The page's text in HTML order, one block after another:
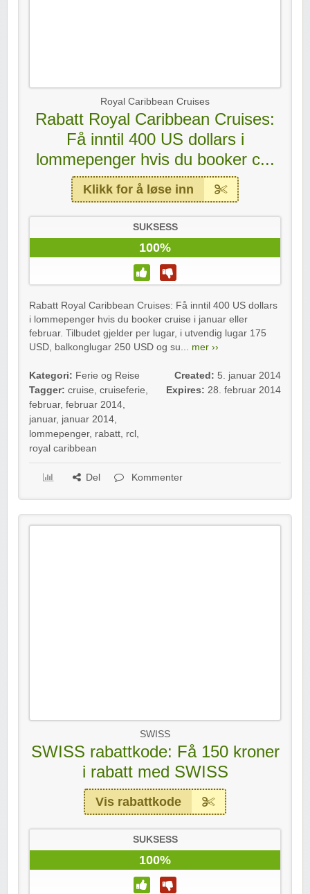
Royal Caribbean Cruises
Rabatt Royal Caribbean Cruises:
Få inntil 400 US dollars i
lommepenger hvis du booker c...
Klikk for å løse inn
SUKSESS
100%
Rabatt Royal Caribbean Cruises: Få inntil 400 US dollars
i lommepenger hvis du booker cruise i januar eller
februar. Tilbudet gjelder per lugar, i utvendig lugar 175
USD, balkonglugar 250 USD og su... mer ››
Kategori: Ferie og Reise
Tagger: cruise, cruiseferie,
februar, februar 2014,
januar, januar 2014,
lommepenger, rabatt, rcl ,
royal caribbean
Created: 5. januar 2014
Expires: 28. februar 2014
Del Kommenter
SWISS
SWISS rabattkode: Få 150 kroner
i rabatt med SWISS
Vis rabattkode
SUKSESS
100%